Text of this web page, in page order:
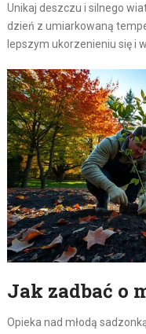
Unikaj deszczu i silnego
dzień z umiarkowaną
lepszym ukorzenieniu się i
Jak zadbać o
Opieka nad młodą